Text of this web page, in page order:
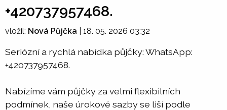
+420737957468.
vložil: Nová Půjčka 18. 05. 2026 03:32
Seriózní a rychlá nabídka půjčky: WhatsApp:
+420737957468.
Nabízíme vám půjčky za velmi flexibilních
podmínek, naše úrokové sazby se liší podle